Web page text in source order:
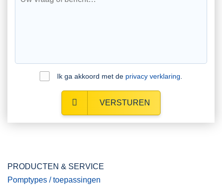
Ik ga akkoord met de privacy verklaring
VERSTUREN
PRODUCTEN & SERVICE
Pomptypes / toepassingen